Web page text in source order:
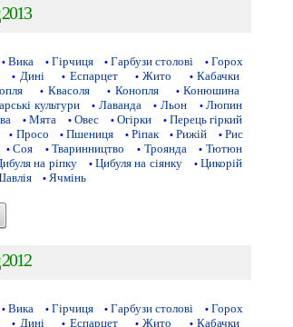
• Вика • Гірчиця • Гарбузи столові • Горох
• Дині • Еспарцет • Жито • Кабачки
• Квасоля • Конопля • Конюшина
культури • Лаванда • Льон • Люпин
• Мята • Овес • Огірки • Перець гіркий
• Просо • Пшениця • Ріпак • Рижій • Рис
• Соя • Тваринництво • Троянда • Тютюн
на ріпку • Цибуля на сіянку • Цикорій
• Ячмінь
• Вика • Гірчиця • Гарбузи столові • Горох
• Дині • Еспарцет • Жито • Кабачки